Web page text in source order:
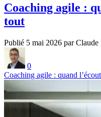
Coaching agile :
tout
Publié 5 mai 2026 par
0
Coaching agile : quand